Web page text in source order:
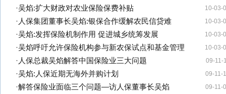
10-03-
·吴焰:扩大财政对农业保险保费补贴
10-03-
· 人保集团董事长吴焰:银保合作缓解农民信贷难
10-03-
·吴焰:发挥保险机制作用 促进城乡统筹发展
10-03-
·吴焰呼吁允许保险机构参与新农保试点和基金管理
09-11-
· 人保总裁吴焰解答中国保险业三大问题
09-11-
·吴焰:人保近期无海外并购计划
09-11-
·解答保险业面临三个问题—访人保董事长吴焰